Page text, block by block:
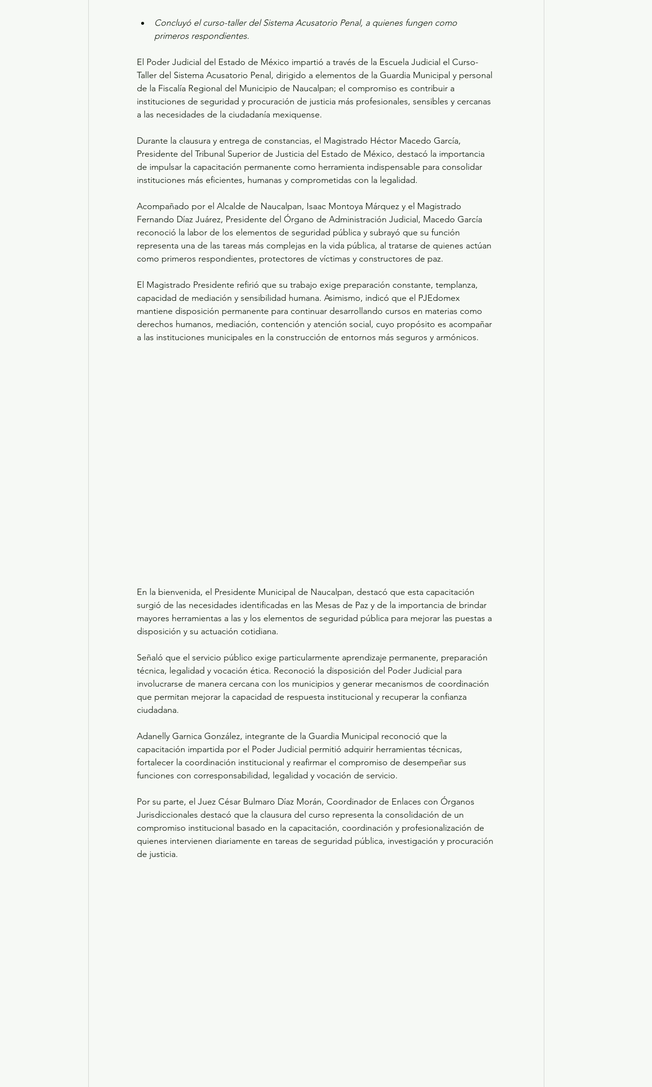
Concluyó el curso-taller del Sistema Acusatorio Penal, a quienes fungen como
primeros respondientes.
El Poder Judicial del Estado de México impartió a través de la Escuela Judicial el Curso-
Taller del Sistema Acusatorio Penal, dirigido a elementos de la Guardia Municipal y personal
de la Fiscalía Regional del Municipio de Naucalpan; el compromiso es contribuir a
instituciones de seguridad y procuración de justicia más profesionales, sensibles y cercanas
a las necesidades de la ciudadanía mexiquense.
Durante la clausura y entrega de constancias, el Magistrado Héctor Macedo García,
Presidente del Tribunal Superior de Justicia del Estado de México, destacó la importancia
de impulsar la capacitación permanente como herramienta indispensable para consolidar
instituciones más eficientes, humanas y comprometidas con la legalidad.
Acompañado por el Alcalde de Naucalpan, Isaac Montoya Márquez y el Magistrado
Fernando Díaz Juárez, Presidente del Órgano de Administración Judicial, Macedo García
reconoció la labor de los elementos de seguridad pública y subrayó que su función
representa una de las tareas más complejas en la vida pública, al tratarse de quienes actúan
como primeros respondientes, protectores de víctimas y constructores de paz.
El Magistrado Presidente refirió que su trabajo exige preparación constante, templanza,
capacidad de mediación y sensibilidad humana. Asimismo, indicó que el PJEdomex
mantiene disposición permanente para continuar desarrollando cursos en materias como
derechos humanos, mediación, contención y atención social, cuyo propósito es acompañar
a las instituciones municipales en la construcción de entornos más seguros y armónicos.
En la bienvenida, el Presidente Municipal de Naucalpan, destacó que esta capacitación
surgió de las necesidades identificadas en las Mesas de Paz y de la importancia de brindar
mayores herramientas a las y los elementos de seguridad pública para mejorar las puestas a
disposición y su actuación cotidiana.
Señaló que el servicio público exige particularmente aprendizaje permanente, preparación
técnica, legalidad y vocación ética. Reconoció la disposición del Poder Judicial para
involucrarse de manera cercana con los municipios y generar mecanismos de coordinación
que permitan mejorar la capacidad de respuesta institucional y recuperar la confianza
ciudadana.
Adanelly Garnica González, integrante de la Guardia Municipal reconoció que la
capacitación impartida por el Poder Judicial permitió adquirir herramientas técnicas,
fortalecer la coordinación institucional y reafirmar el compromiso de desempeñar sus
funciones con corresponsabilidad, legalidad y vocación de servicio.
Por su parte, el Juez César Bulmaro Díaz Morán, Coordinador de Enlaces con Órganos
Jurisdiccionales destacó que la clausura del curso representa la consolidación de un
compromiso institucional basado en la capacitación, coordinación y profesionalización de
quienes intervienen diariamente en tareas de seguridad pública, investigación y procuración
de justicia.